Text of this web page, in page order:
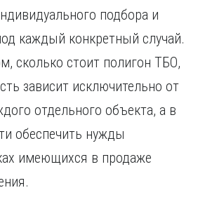
подбора и
каждый конкретный случай.
сколько стоит полигон ТБО,
зависит исключительно от
отдельного объекта, а в
обеспечить нужды
имеющихся в продаже